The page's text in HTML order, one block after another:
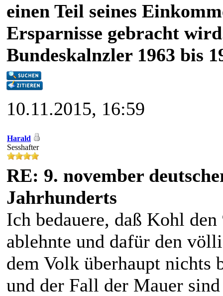
einen Teil seines
Ersparnisse gebracht
Bundeskalnzler 1963 bis
10.11.2015, 16:59
Harald
Sesshafter
RE: 9. november
Jahrhunderts
Ich bedauere, daß Kohl
ablehnte und dafür den
dem Volk überhaupt nichts
und der Fall der Mauer